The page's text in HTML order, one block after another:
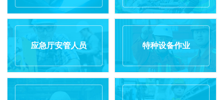
应急厅安管人员 特种设备作业